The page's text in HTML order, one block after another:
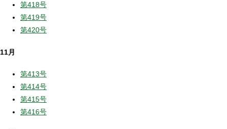
第418号
第419号
第420号
11月
第413号
第414号
第415号
第416号